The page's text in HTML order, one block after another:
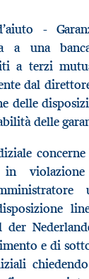
-
a una
a terzi
dal
delle
delle
in
der
e di